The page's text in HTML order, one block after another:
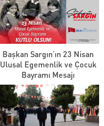
Başkan Sargın’ın 23 Nisan
Ulusal Egemenlik ve Çocuk
Bayramı Mesajı